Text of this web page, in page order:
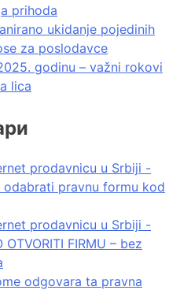
prihoda
ukidanje pojedinih
za poslodavce
godinu – važni rokovi
lica
prodavnicu u Srbiji -
odabrati pravnu formu kod
prodavnicu u Srbiji -
OTVORITI FIRMU – bez
odgovara ta pravna